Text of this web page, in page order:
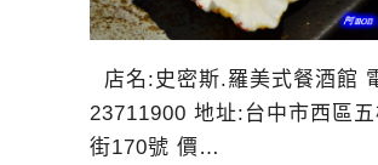
店名:史密斯.羅美式餐酒館
23711900 地址:台中市西區五
街170號 價…